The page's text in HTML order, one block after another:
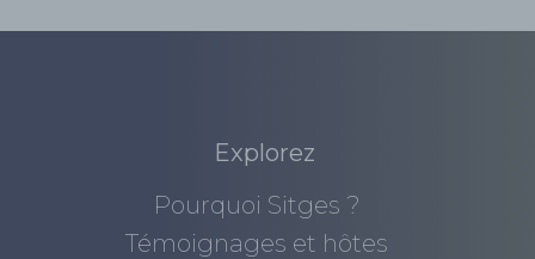
Explorez
Pourquoi Sitges ?
Témoignages et hôtes